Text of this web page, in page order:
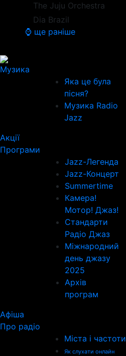
The Juju Orchestra
Dia Brazil
⌚ ще раніше
Музика
Яка це була
пісня?
Музика Radio
Jazz
Акції
Програми
Jazz-Легенда
Jazz-Концерт
Summertime
Камера!
Мотор! Джаз!
Стандарти
Радіо Джаз
Міжнародний
день джазу
2025
Архів
програм
Афіша
Про радіо
Міста і частоти
Як слухати онлайн